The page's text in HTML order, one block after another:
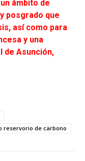
ámbito de
posgrado que
así como para
y una
de Asunción,
reservorio de carbono